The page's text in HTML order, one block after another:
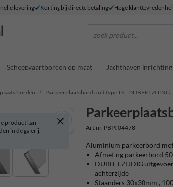
levering Korting bij directe betaling Hoge
zoek product...
Scheepvaartborden op maat Jachthaven
borden Parkeerplaatsbord unit type TS - DUBBELZIJDIG
Art.nr. PBPI.04478
product kan
in de galerij.
Aluminium parkeerbord
Afmeting parkeerbord
DUBBELZIJDIG
achterzijde
Staanders 30x30mm ,